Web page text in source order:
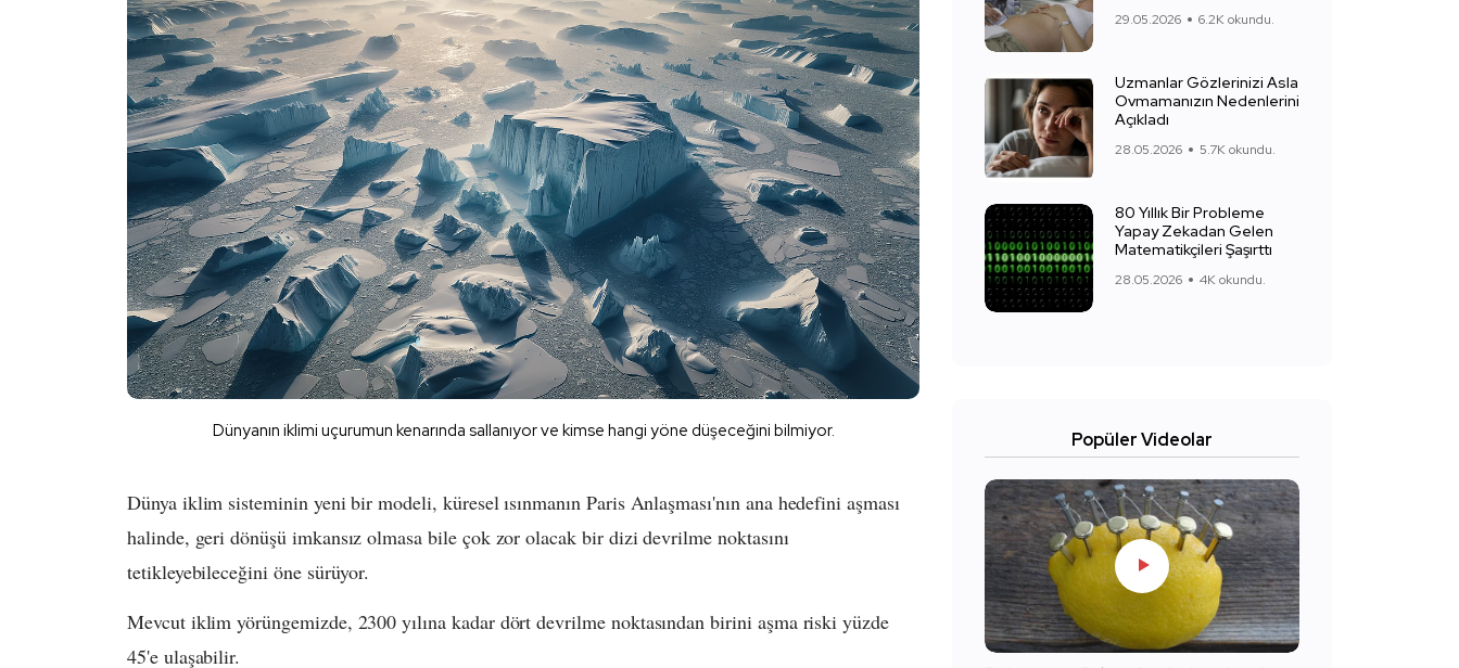
Dünyanın iklimi uçurumun kenarında sallanıyor ve kimse hangi yöne düşeceğini bilmiyor.
Dünya iklim sisteminin yeni bir modeli, küresel ısınmanın Paris Anlaşması'nın ana hedefini aşması
halinde, geri dönüşü imkansız olmasa bile çok zor olacak bir dizi devrilme noktasını
tetikleyebileceğini öne sürüyor.
Mevcut iklim yörüngemizde, 2300 yılına kadar dört devrilme noktasından birini aşma riski yüzde
45'e ulaşabilir.
29.05.2026 6.2K okundu.
Uzmanlar Gözlerinizi Asla
Ovmamanızın Nedenlerini
Açıkladı
28.05.2026 5.7K okundu.
80 Yıllık Bir Probleme
Yapay Zekadan Gelen
Matematikçileri Şaşırttı
28.05.2026 4K okundu.
Popüler Videolar